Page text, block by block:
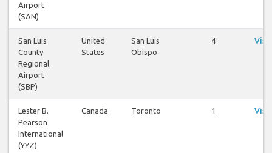
Airport
(SAN)
San Luis
County
Regional
Airport
(SBP)
United
States
San Luis
Obispo
4
Lester B.
Pearson
International
(YYZ)
Canada Toronto 1